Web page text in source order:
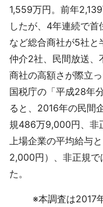
1,559万円。前年
したが、4年連続で
など総合商社が5社と
仲介2社、民間放送、
商社の高額さが際立っ
国税庁の「平成28年
ると、2016年の民間
規486万9,000円、非
上場企業の平均給与
2,000円）、非正規
た。
※本調査は2017